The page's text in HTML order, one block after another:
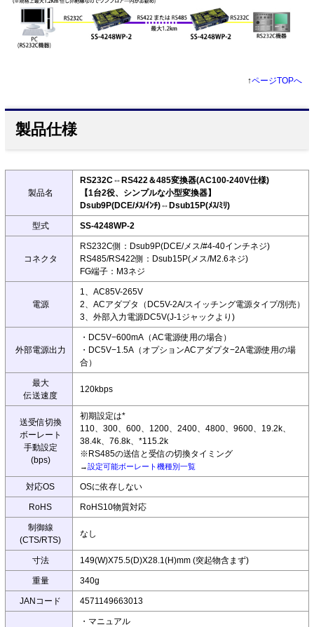
↑ページTOPへ
製品仕様
製品名
RS232C⇔RS422＆485変換器(AC100-240V仕様)
【1台2役、シンプルな小型変換器】
Dsub9P(DCE/ﾒｽ/ｲﾝﾁ)⇔Dsub15P(ﾒｽ/ﾐﾘ)
型式 SS-4248WP-2
コネクタ
RS232C側：Dsub9P(DCE/メス/#4-40インチネジ)
RS485/RS422側：Dsub15P(メス/M2.6ネジ)
FG端子：M3ネジ
電源
1、AC85V-265V
2、ACアダプタ（DC5V-2A/スイッチング電源タイプ/別売）
3、外部入力電源DC5V(J-1ジャックより)
外部電源出力
・DC5V−600mA（AC電源使用の場合）
・DC5V−1.5A（オプションACアダプタ−2A電源使用の場
合）
最大
伝送速度
120kbps
送受信切換
ボーレート
手動設定
(bps)
初期設定は*
110、300、600、1200、2400、4800、9600、19.2k、
38.4k、76.8k、*115.2k
※RS485の送信と受信の切換タイミング
→設定可能ボーレート機種別一覧
対応OS OSに依存しない
RoHS RoHS10物質対応
制御線
(CTS/RTS)
なし
寸法 149(W)X75.5(D)X28.1(H)mm (突起物含まず)
重量 340g
JANコード 4571149663013
・マニュアル